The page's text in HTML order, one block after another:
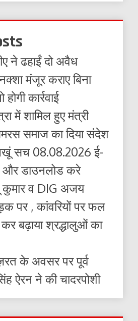
ने ढहाईं दो अवैध
मंजूर कराए बिना
होगी कार्रवाई
में शामिल हुए मंत्री
समाज का दिया संदेश
सच 08.08.2026 ई-
और डाउनलोड करे
व DIG अजय
पर , कांवरियों पर फल
कर बढ़ाया श्रद्धालुओं का
के अवसर पर पूर्व
ऐरन ने की चादरपोशी